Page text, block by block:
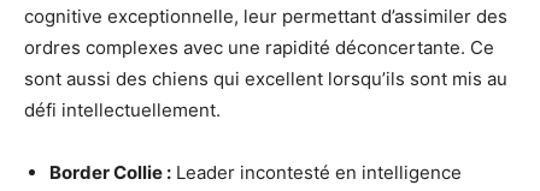
cognitive exceptionnelle, leur permettant d’assimiler des
ordres complexes avec une rapidité déconcertante. Ce
sont aussi des chiens qui excellent lorsqu’ils sont mis au
défi intellectuellement.
Border Collie : Leader incontesté en intelligence